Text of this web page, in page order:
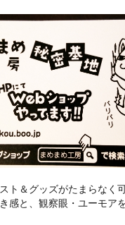
ト＆グッズがたまらなく
感と、観察眼・ユーモア